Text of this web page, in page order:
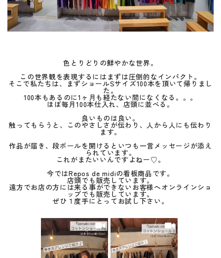
色とりどりの鮮やかな世界。
この世界観を表現するにはまずは圧倒的なインパクト。
そこで私たちは、まずショールSサイズ100本を頂いて帰りまし
た。
100本もあるのに1ヶ月も経たない間になくなる。。。
ほぼ毎月100本仕入れ、店頭に並べる。
良いものは良い。
触ってもらうと、このやさしさが伝わり、人から人にも伝わり
ます。
作品が届き、段ボールを開けるといつも一言メッセージが添え
られています。
これがまたいいんですよねー♡。
今ではRepos de midiの看板商品です。
店頭でも販売しています。
遠方でお店の方には来る事ができないお客様へオンラインショ
ップでも販売しています。
ぜひ１度手にとってお試し下さい。